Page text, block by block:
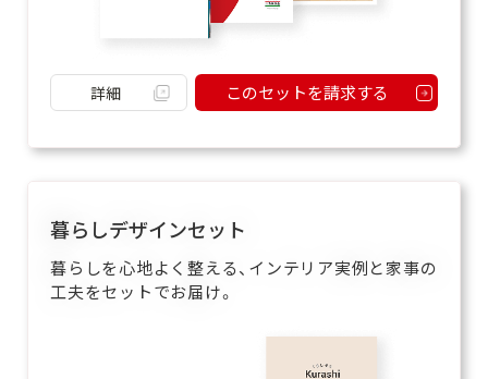
詳細 このセットを請求する
暮らしデザインセット
暮らしを心地よく整える、インテリア実例と家事の
工夫をセットでお届け。